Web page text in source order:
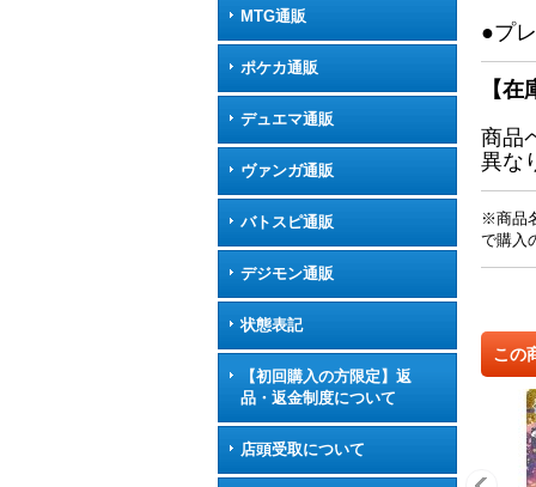
MTG通販
ポケカ通販
デュエマ通販
ヴァンガ通販
バトスピ通販
デジモン通販
状態表記
【初回購入の方限定】返
品・返金制度について
店頭受取について
●プ
【
商品
異な
※商品
で購入
この